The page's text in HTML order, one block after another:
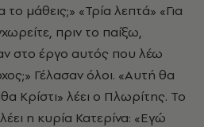
το μάθεις;» «Τρία λεπτά» «Για
πριν το παίξω,
στο έργο αυτός που λέω
Γέλασαν όλοι. «Αυτή θα
Κρίστι» λέει ο Πλωρίτης. Το
η κυρία Κατερίνα: «Εγώ